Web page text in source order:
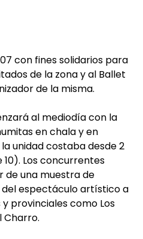
con fines solidarios para
de la zona y al Ballet
de la misma.
al mediodía con la
en chala y en
unidad costaba desde 2
10). Los concurrentes
de una muestra de
espectáculo artístico a
provinciales como Los
Charro.